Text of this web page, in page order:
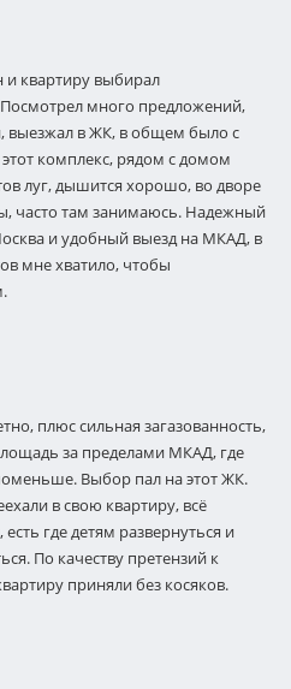
и квартиру выбирал
много предложений,
выезжал в ЖК, в общем было с
комплекс, рядом с домом
луг, дышится хорошо, во дворе
часто там занимаюсь. Надежный
и удобный выезд на МКАД, в
мне хватило, чтобы
плюс сильная загазованность,
за пределами МКАД, где
Выбор пал на этот ЖК.
в свою квартиру, всё
где детям развернуться и
По качеству претензий к
приняли без косяков.